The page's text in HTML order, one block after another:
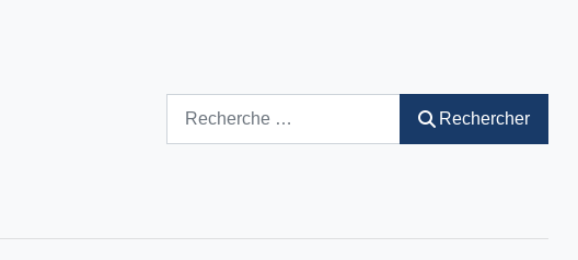
Rechercher